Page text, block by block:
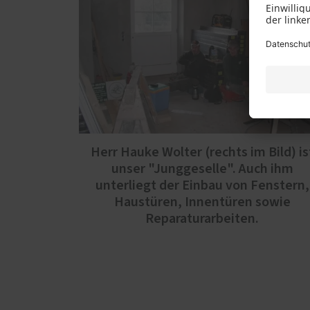
Herr Hauke Wolter (rechts im Bild)
unser "Junggeselle". Auch ihm
unterliegt der Einbau von Fenstern,
Haustüren, Innentüren sowie
Reparaturarbeiten.